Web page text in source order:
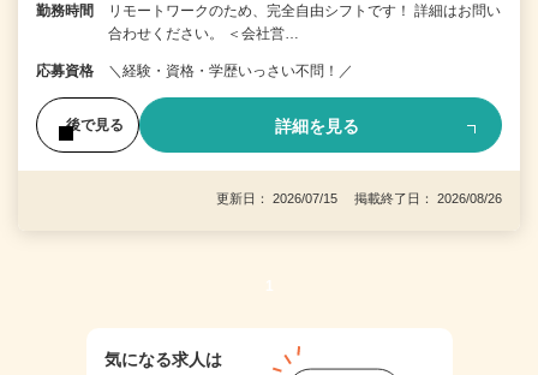
勤務時間
リモートワークのため、完全自由シフトです！ 詳細はお問い
合わせください。 ＜会社営…
応募資格 ＼経験・資格・学歴いっさい不問！／
後で見る 詳細を見る
更新日： 2026/07/15 掲載終了日： 2026/08/26
1
気になる求人は